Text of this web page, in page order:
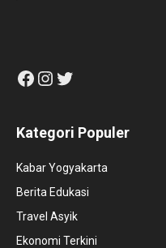
Facebook
Instagram
Twitter
Kategori Populer
Kabar Yogyakarta
Berita Edukasi
Travel Asyik
Ekonomi Terkini